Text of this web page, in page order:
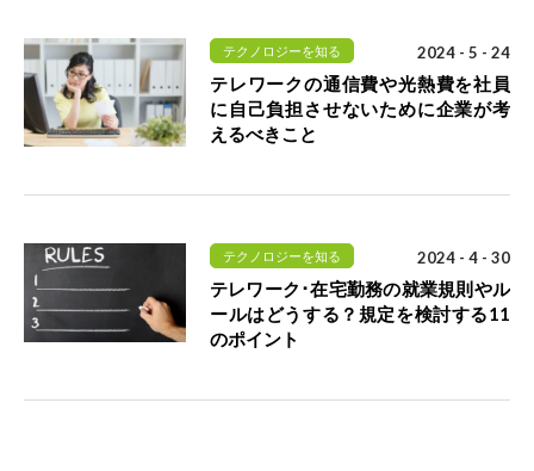
テクノロジーを知る 2024 - 5 - 24
テレワークの通信費や光熱費を社員
に自己負担させないために企業が考
えるべきこと
テクノロジーを知る 2024 - 4 - 30
テレワーク･在宅勤務の就業規則やル
ールはどうする？規定を検討する11
のポイント